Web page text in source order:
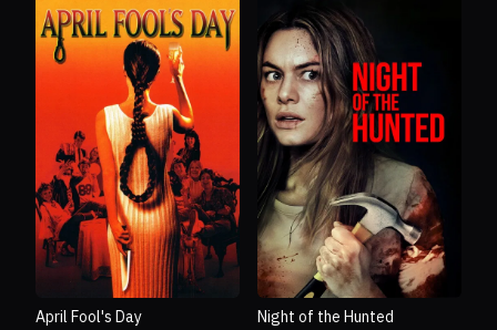
April Fool's Day Night of the Hunted